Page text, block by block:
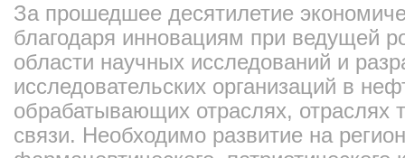
За прошедшее десятилетие
благодаря инновациям при ведущей
области научных исследований и
исследовательских организаций в
обрабатывающих отраслях, отраслях
связи. Необходимо развитие на